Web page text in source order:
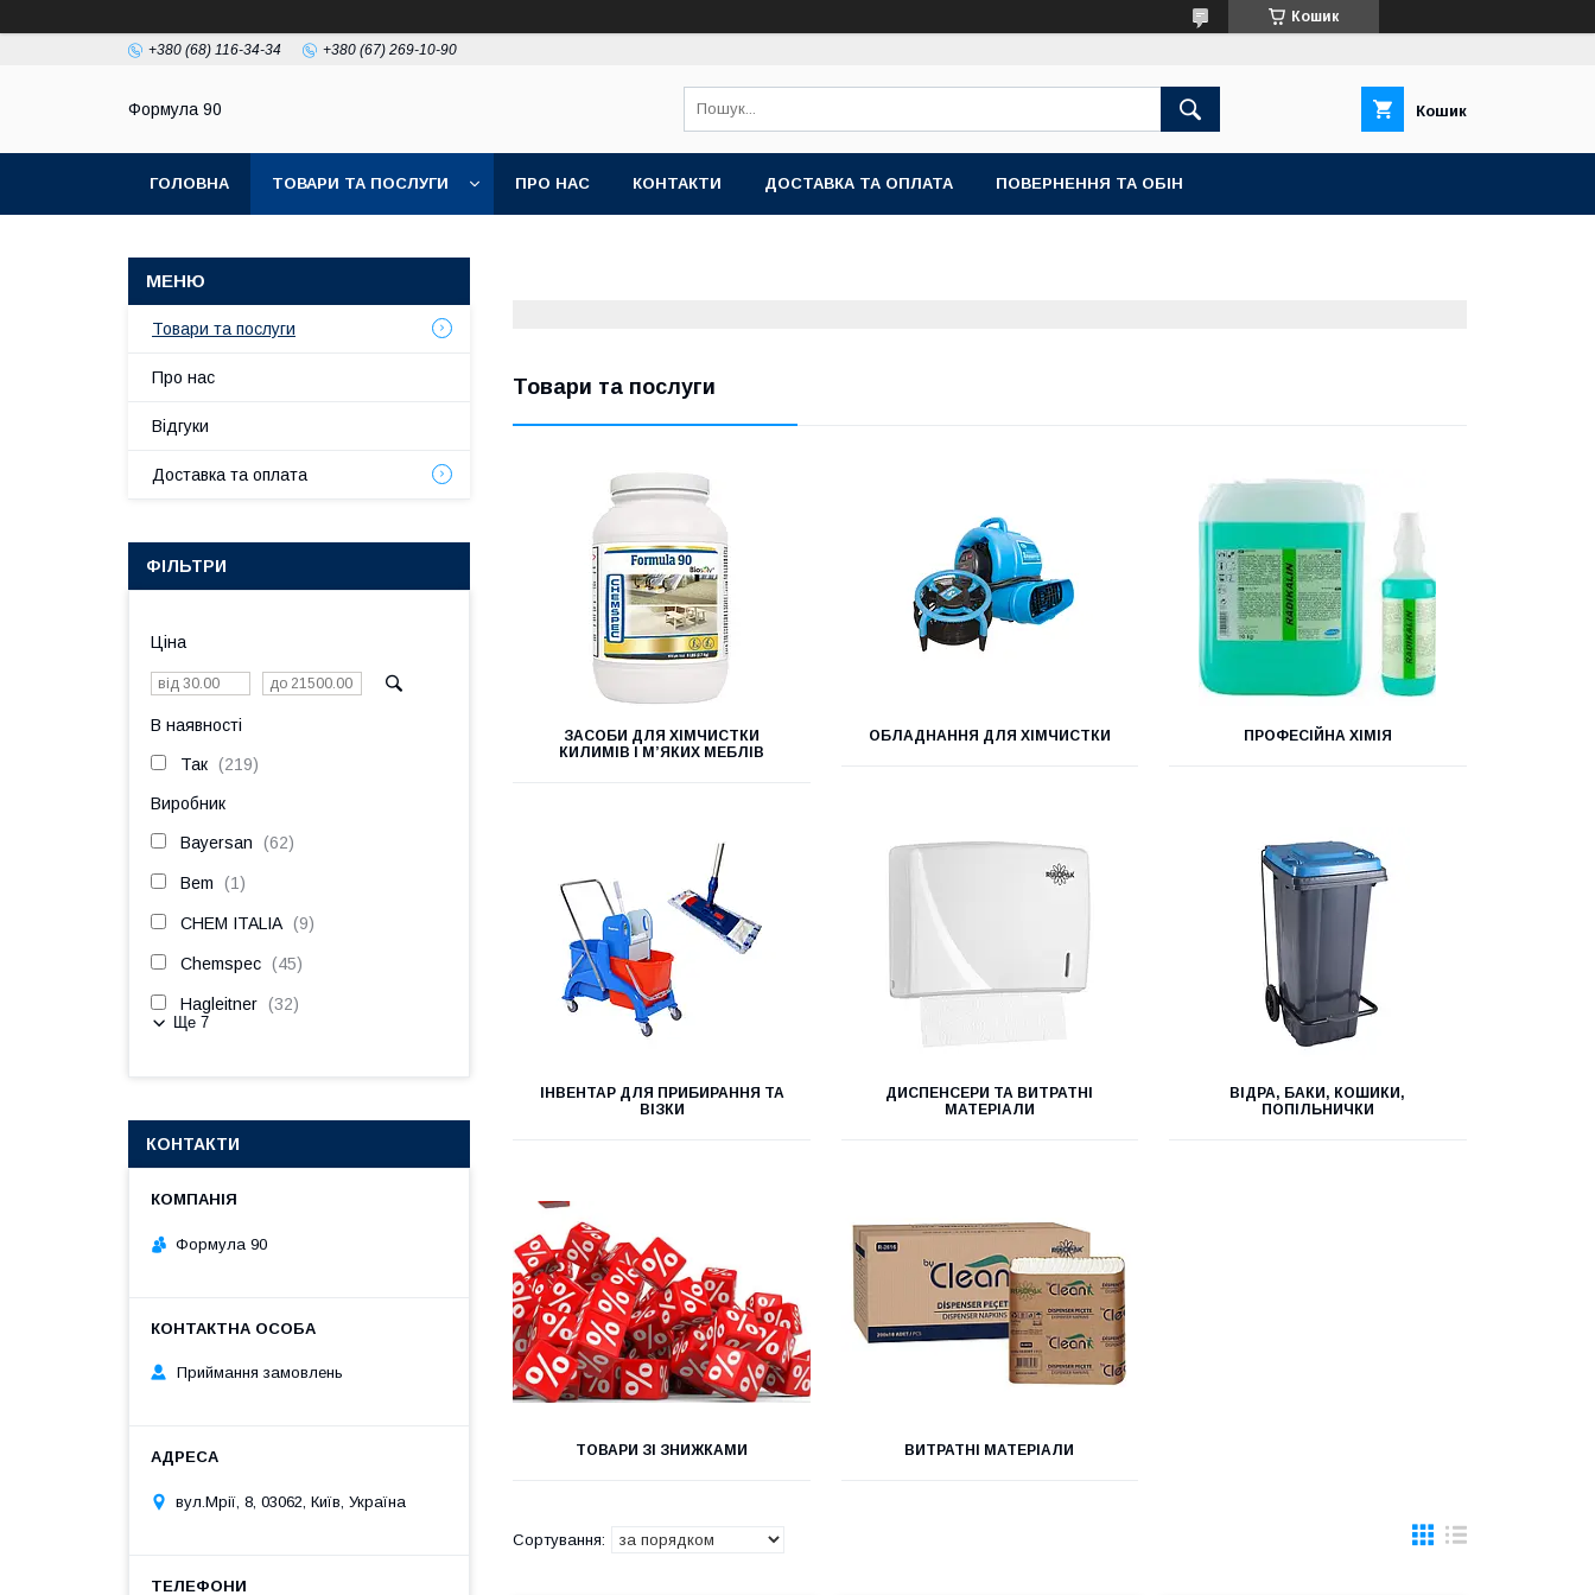
Кошик
+380 (68) 116-34-34 +380 (67) 269-10-90
Формула 90 Кошик
ГОЛОВНА ТОВАРИ ТА ПОСЛУГИ ПРО НАС КОНТАКТИ ДОСТАВКА ТА ОПЛАТА ПОВЕРНЕННЯ ТА ОБІН
Товари та послуги
ЗАСОБИ ДЛЯ ХІМЧИСТКИ
КИЛИМІВ І М’ЯКИХ МЕБЛІВ
ОБЛАДНАННЯ ДЛЯ ХІМЧИСТКИ ПРОФЕСІЙНА ХІМІЯ
ІНВЕНТАР ДЛЯ ПРИБИРАННЯ ТА
ВІЗКИ
ДИСПЕНСЕРИ ТА ВИТРАТНІ
МАТЕРІАЛИ
ВІДРА, БАКИ, КОШИКИ,
ПОПІЛЬНИЧКИ
ТОВАРИ ЗІ ЗНИЖКАМИ ВИТРАТНІ МАТЕРІАЛИ
Товари та послуги
Про нас
Відгуки
Доставка та оплата
ФІЛЬТРИ
Ціна
В наявності
Так 219
Виробник
Bayersan 62
Bem 1
CHEM ITALIA 9
Chemspec 45
Hagleitner 32
Ще 7
КОНТАКТИ
Формула 90
Приймання замовлень
вул.Мрії, 8, 03062, Київ, Україна